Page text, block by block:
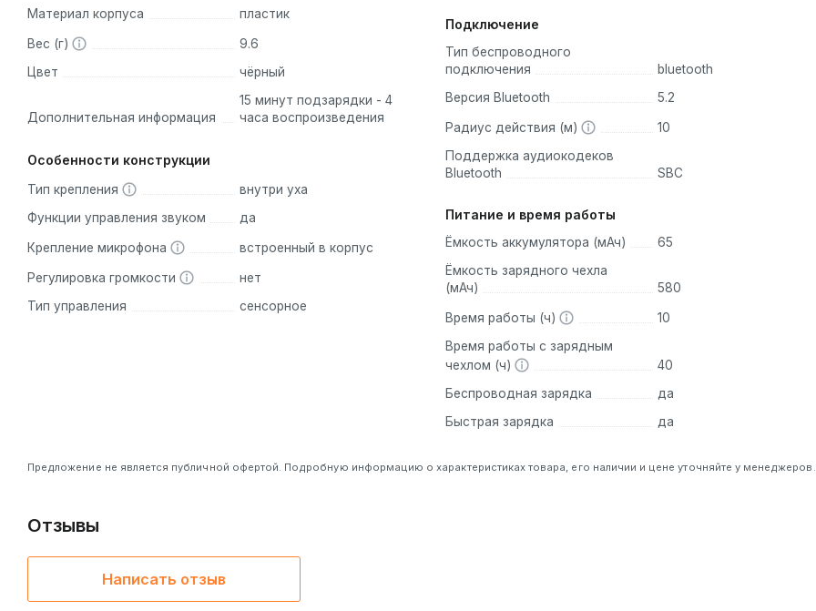
Материал корпуса
пластик
Вес (г)
9.6
Цвет
чёрный
Дополнительная информация
15 минут подзарядки - 4
часа воспроизведения
Особенности конструкции
Тип крепления
внутри уха
Функции управления звуком
да
Крепление микрофона встроенный в корпус
Регулировка громкости
нет
Тип управления
сенсорное
Подключение
Тип беспроводного
подключения
bluetooth
Версия Bluetooth
5.2
Радиус действия (м)
10
Поддержка аудиокодеков
Bluetooth
SBC
Питание и время работы
Ёмкость аккумулятора (мАч)
65
Ёмкость зарядного чехла
(мАч)
580
Время работы (ч)
10
Время работы с зарядным
чехлом (ч)
40
Беспроводная зарядка
да
Быстрая зарядка
да
Предложение не является публичной офертой. Подробную информацию о характеристиках товара, его наличии и цене уточняйте у менеджеров.
Отзывы
Написать отзыв